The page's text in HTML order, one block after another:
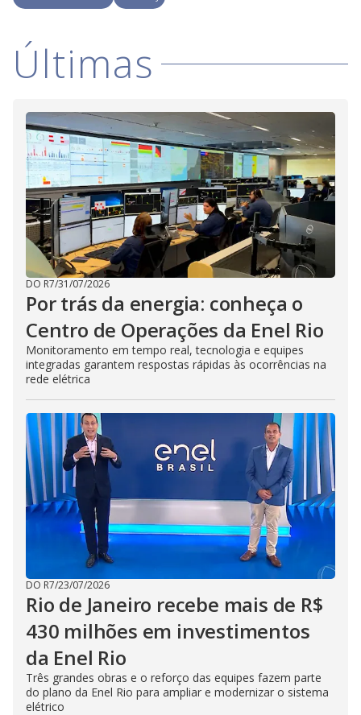
e
o
Últimas
DO R7/31/07/2026
Por trás da energia: conheça o
Centro de Operações da Enel Rio
Monitoramento em tempo real, tecnologia e equipes
integradas garantem respostas rápidas às ocorrências na
rede elétrica
DO R7/23/07/2026
Rio de Janeiro recebe mais de R$
430 milhões em investimentos
da Enel Rio
Três grandes obras e o reforço das equipes fazem parte
do plano da Enel Rio para ampliar e modernizar o sistema
elétrico